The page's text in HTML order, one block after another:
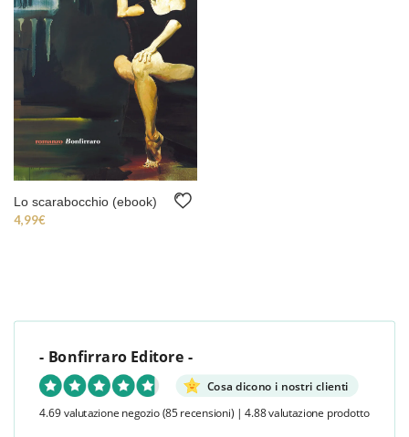
Lo scarabocchio (ebook)
4,99€
- Bonfirraro Editore -
Cosa dicono i nostri clienti
4.69 valutazione negozio (85 recensioni) | 4.88 valutazione prodotto